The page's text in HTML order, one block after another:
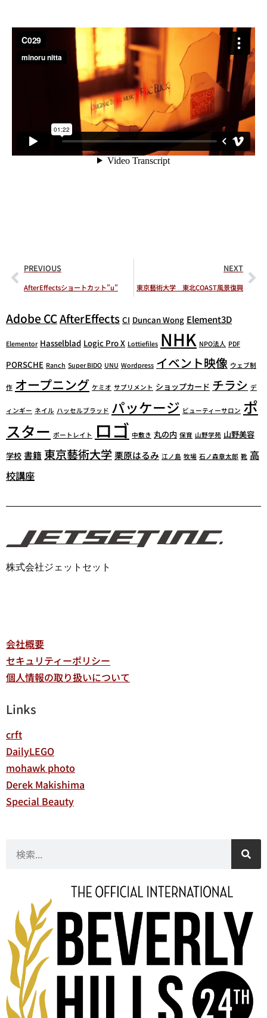
PREVIOUS
AfterEffectsショートカット”u”
NEXT
東京藝術大学 東北COAST風景復興
Adobe CCAfterEffects CI Duncan Wong Element3D
Elementor Hasselblad Logic Pro X Lottiefiles NHK NPO法人 PDF
PORSCHE Ranch Super BIDO UNU Wordpress イベント映像 ウェブ制
作 オープニング ケミオ サプリメント ショップカード チラシ デ
ィンギー ネイル ハッセルブラッド パッケージ ビューティーサロン ポ
スター ポートレイト ロゴ 中敷き 丸の内 保育 山野学苑 山野美容
学校 書籍 東京藝術大学栗原はるみ 江ノ島 牧場 石ノ森章太郎 靴 高
校講座
株式会社ジェットセット
会社概要
セキュリティーポリシー
個人情報の取り扱いについて
Links
crft
DailyLEGO
mohawk photo
Derek Makishima
Special Beauty